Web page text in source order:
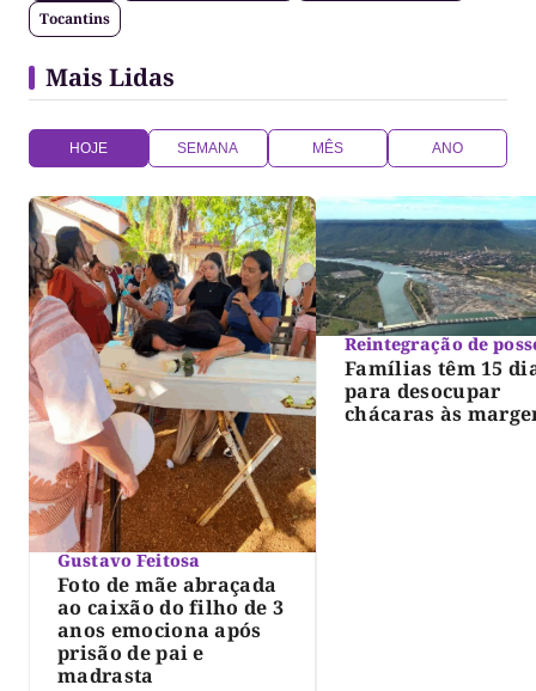
Tocantins
Mais Lidas
HOJE SEMANA MÊS ANO
Gustavo Feitosa
Foto de mãe abraçada
ao caixão do filho de 3
anos emociona após
prisão de pai e
madrasta
Reintegração de
Famílias têm 15
para desocupar
chácaras às